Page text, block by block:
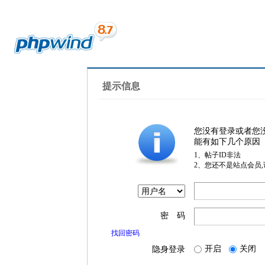
提示信息
您没有登录或者您
能有如下几个原因
1、帖子ID非法
2、您还不是站点会员
密 码
找回密码
隐身登录 开启 关闭